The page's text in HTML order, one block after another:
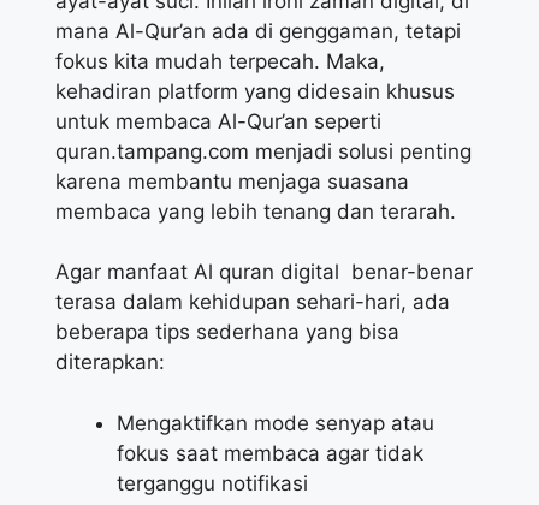
mana Al-Qur’an ada di genggaman, tetapi
fokus kita mudah terpecah. Maka,
kehadiran platform yang didesain khusus
untuk membaca Al-Qur’an seperti
quran.tampang.com menjadi solusi penting
karena membantu menjaga suasana
membaca yang lebih tenang dan terarah.
Agar manfaat Al quran digital benar-benar
terasa dalam kehidupan sehari-hari, ada
beberapa tips sederhana yang bisa
diterapkan:
Mengaktifkan mode senyap atau
fokus saat membaca agar tidak
terganggu notifikasi